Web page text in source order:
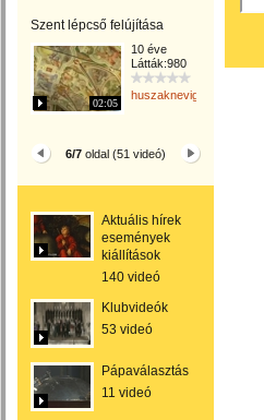
Szent lépcső felújítása
02:05
10 éve
Látták:980
huszaknevighgabriella
6/7 oldal (51 videó)
Aktuális hírek
események
kiállítások
140 videó
Klubvideók
53 videó
Pápaválasztás
11 videó